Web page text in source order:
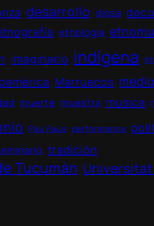
desarrollo diosa
etnología
imaginario indígena
Marruecos
muerte muestra musica
Pau Faus performance
tradición
Tucumán